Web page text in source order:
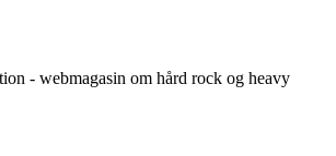
- webmagasin om hård rock og heavy